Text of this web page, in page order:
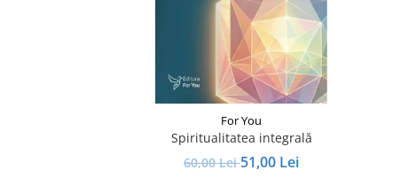
For You
Spiritualitatea integrală
60,00 Lei51,00 Lei